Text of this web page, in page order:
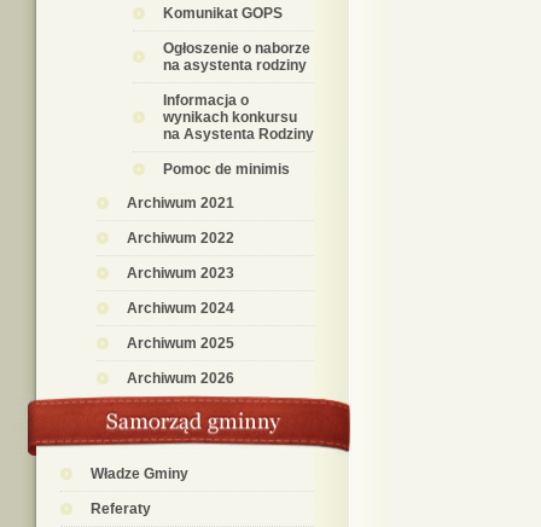
Komunikat GOPS
Ogłoszenie o naborze
na asystenta rodziny
Informacja o
wynikach konkursu
na Asystenta Rodziny
Pomoc de minimis
Archiwum 2021
Archiwum 2022
Archiwum 2023
Archiwum 2024
Archiwum 2025
Archiwum 2026
Władze Gminy
Referaty